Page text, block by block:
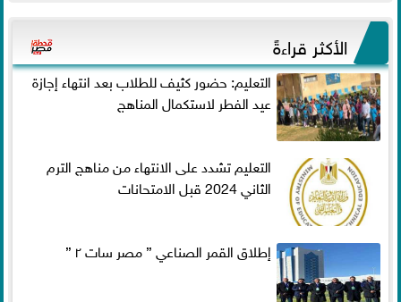
الأكثر قراءةً
التعليم: حضور كثيف للطلاب بعد انتهاء إجازة
عيد الفطر لاستكمال المناهج
التعليم تشدد على الانتهاء من مناهج الترم
الثاني 2024 قبل الامتحانات
إطلاق القمر الصناعي ” مصر سات ٢ ”